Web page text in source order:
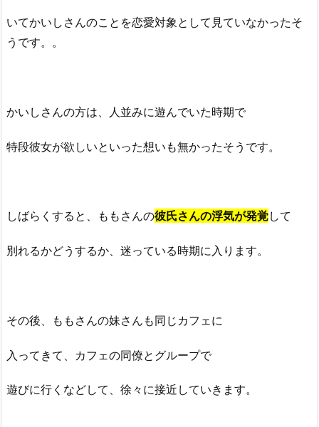
いてかいしさんのことを恋愛対象として見ていなかったそ
うです。。
かいしさんの方は、人並みに遊んでいた時期で
特段彼女が欲しいといった想いも無かったそうです。
しばらくすると、ももさんの彼氏さんの浮気が発覚して
別れるかどうするか、迷っている時期に入ります。
その後、ももさんの妹さんも同じカフェに
入ってきて、カフェの同僚とグループで
遊びに行くなどして、徐々に接近していきます。